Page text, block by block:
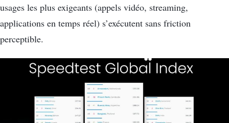
usages les plus exigeants (appels vidéo, streaming,
applications en temps réel) s’exécutent sans friction
perceptible.